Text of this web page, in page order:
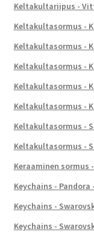
Keltakultariipus -
Keltakultasormus -
Keltakultasormus -
Keltakultasormus -
Keltakultasormus -
Keltakultasormus -
Keltakultasormus -
Keltakultasormus -
Keraaminen sormus
Keychains - Pandora
Keychains -
Keychains -